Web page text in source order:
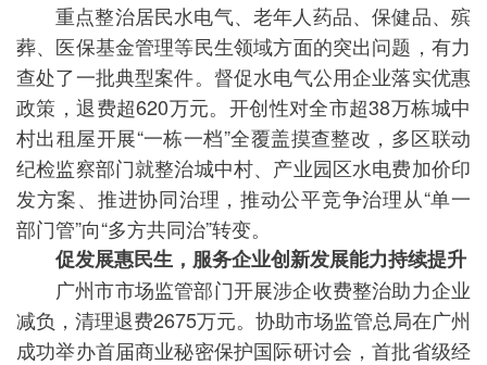
重点整治居民水电气、老年人药品、保健品、殡
葬、医保基金管理等民生领域方面的突出问题，有力
查处了一批典型案件。督促水电气公用企业落实优惠
政策，退费超620万元。开创性对全市超38万栋城中
村出租屋开展“一栋一档”全覆盖摸查整改，多区联动
纪检监察部门就整治城中村、产业园区水电费加价印
发方案、推进协同治理，推动公平竞争治理从“单一
部门管”向“多方共同治”转变。
促发展惠民生，服务企业创新发展能力持续提升
广州市市场监管部门开展涉企收费整治助力企业
减负，清理退费2675万元。协助市场监管总局在广州
成功举办首届商业秘密保护国际研讨会，首批省级经